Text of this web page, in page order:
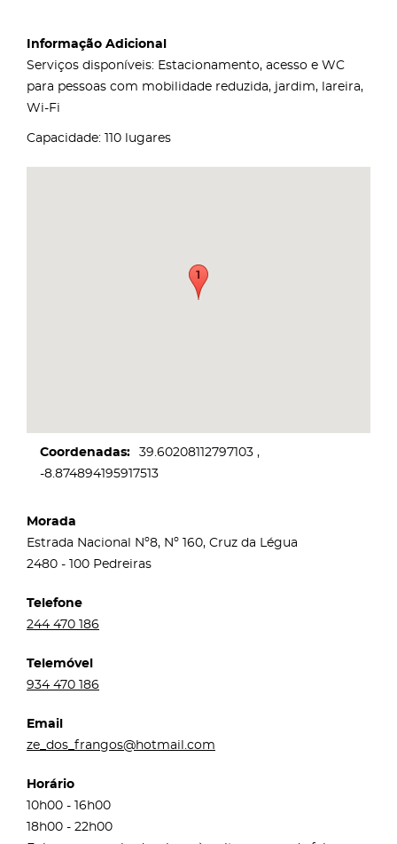
Informação Adicional
Serviços disponíveis: Estacionamento, acesso e WC
para pessoas com mobilidade reduzida, jardim, lareira,
Wi-Fi
Capacidade: 110 lugares
Coordenadas
39.60208112797103
-8.874894195917513
Morada
Estrada Nacional Nº8, Nº 160, Cruz da Légua
2480 - 100 Pedreiras
Telefone
244 470 186
Telemóvel
934 470 186
Email
ze_dos_frangos@hotmail.com
Horário
10h00 - 16h00
18h00 - 22h00